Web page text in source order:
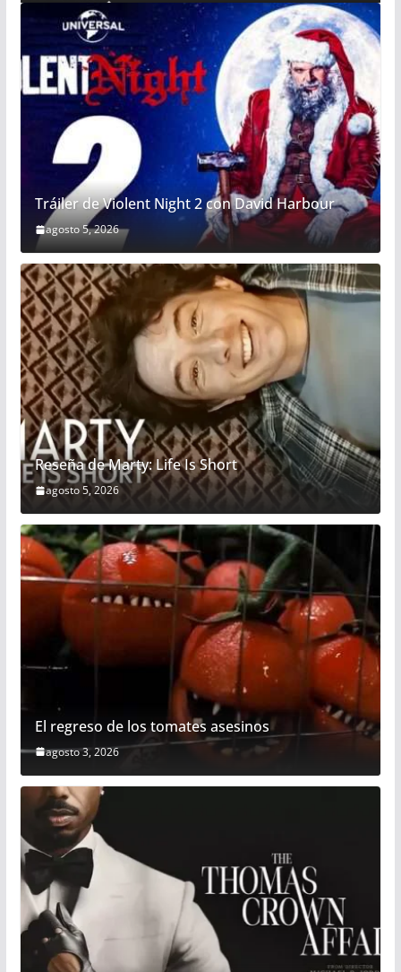
Tráiler de Violent Night 2 con David Harbour
agosto 5, 2026
Reseña de Marty: Life Is Short
agosto 5, 2026
El regreso de los tomates asesinos
agosto 3, 2026